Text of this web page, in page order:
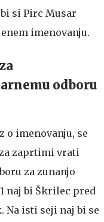
si Pirc Musar
imenovanju.
odboru
o imenovanju, se
zaprtimi vrati
za zunanjo
naj bi Škrilec pred
isti seji naj bi se